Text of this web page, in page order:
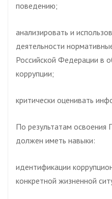
поведению;
анализировать и
деятельности
Российской Федерации в
коррупции;
критически оценивать
По результатам освоения
должен иметь навыки:
идентификации
конкретной жизненной